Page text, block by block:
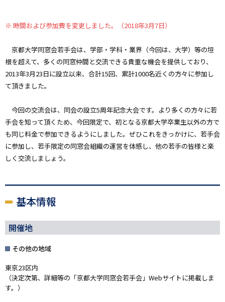
※ 時間および参加費を変更しました。（2018年3月7日）
京都大学同窓会若手会は、学部・学科・業界（今回は、大学）等の垣
根を超えて、多くの同窓仲間と交流できる貴重な機会を提供しており、
2013年3月23日に設立以来、合計15回、累計1000名近くの方々に参加し
て頂きました。
今回の交流会は、同会の設立5周年記念大会です。より多くの方々に若
手会を知って頂くため、今回限定で、初となる京都大学卒業生以外の方で
も同じ料金で参加できるようにしました。ぜひこれをきっかけに、若手会
に参加し、若手限定の同窓会組織の運営を体感し、他の若手の皆様と楽
しく交流しましょう。
基本情報
開催地
その他の地域
東京23区内
（決定次第、詳細等の「京都大学同窓会若手会」Webサイトに掲載しま
す。）